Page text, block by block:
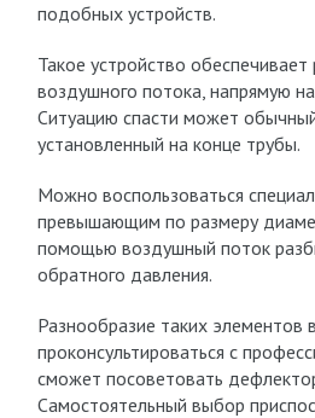
подобных устройств.
Такое устройство обеспечивает
воздушного потока, напрямую
Ситуацию спасти может
установленный на конце трубы.
Можно воспользоваться
превышающим по размеру
помощью воздушный поток
обратного давления.
Разнообразие таких элементов
проконсультироваться с
сможет посоветовать
Самостоятельный выбор